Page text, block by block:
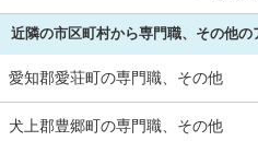
近隣の市区町村から専門職、その他
愛知郡愛荘町の専門職、その他
犬上郡豊郷町の専門職、その他